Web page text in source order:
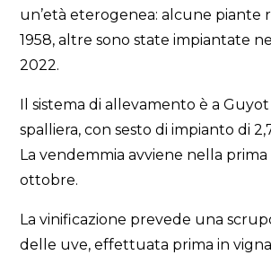
un’età eterogenea: alcune piante
1958, altre sono state impiantate
2022.
Il sistema di allevamento è a
spalliera, con sesto di impianto di
La vendemmia avviene nella
ottobre.
La vinificazione prevede una
delle uve, effettuata prima in